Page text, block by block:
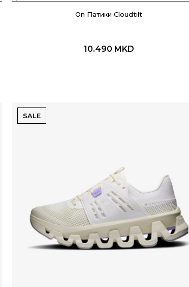
On Патики Cloudtilt
10.490 MKD
SALE